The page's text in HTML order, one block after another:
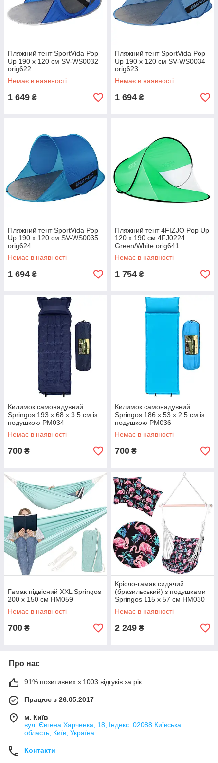
Пляжний тент SportVida Pop
Up 190 x 120 см SV-WS0032
orig622
Немає в наявності
1 649 ₴
Пляжний тент SportVida Pop
Up 190 x 120 см SV-WS0034
orig623
Немає в наявності
1 694 ₴
Пляжний тент SportVida Pop
Up 190 x 120 см SV-WS0035
orig624
Немає в наявності
1 694 ₴
Пляжний тент 4FIZJO Pop Up
120 x 190 см 4FJ0224
Green/White orig641
Немає в наявності
1 754 ₴
Килимок самонадувний
Springos 193 x 68 x 3.5 см із
подушкою PM034
Немає в наявності
700 ₴
Килимок самонадувний
Springos 186 x 53 x 2.5 см із
подушкою PM036
Немає в наявності
700 ₴
Гамак підвісний XXL Springos
200 x 150 см HM059
Немає в наявності
700 ₴
Крісло-гамак сидячий
(бразильський) з подушками
Springos 115 x 57 см HM030
Немає в наявності
2 249 ₴
Про нас
91% позитивних з 1003 відгуків за рік
Працює з 26.05.2017
м. Київ
вул. Євгена Харченка, 18, Індекс: 02088 Київська
область, Київ, Україна
Контакти